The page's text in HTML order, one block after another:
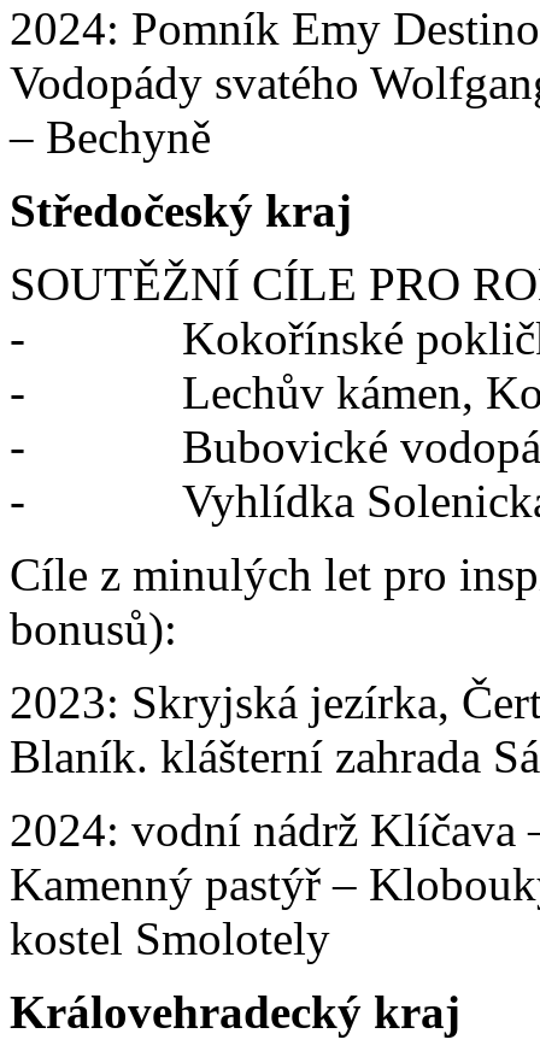
2024: Pomník Emy
Vodopády svatého
– Bechyně
Středočeský kraj
SOUTĚŽNÍ CÍLE PRO
- Kokořínské
- Lechův kámen,
- Bubovické
- Vyhlídka Solenická
Cíle z minulých let pro
bonusů):
2023: Skryjská jezírka,
Blaník. klášterní zahrada
2024: vodní nádrž
Kamenný pastýř –
kostel Smolotely
Královehradecký kraj